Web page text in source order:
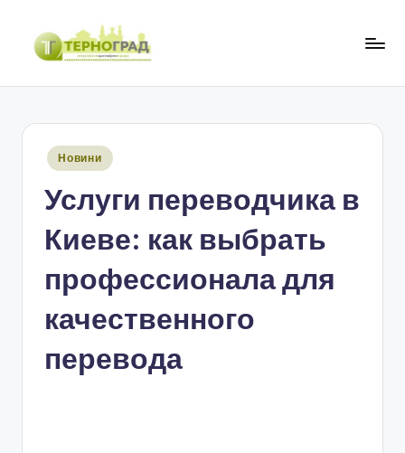
Перейти
Опубліковано
Новини
Услуги переводчика в
Киеве: как выбрать
профессионала для
качественного
перевода